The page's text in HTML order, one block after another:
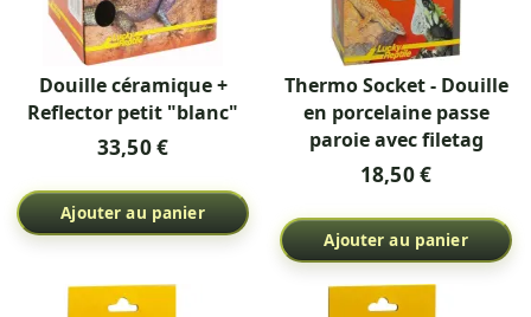
Douille céramique +
Reflector petit "blanc"
33,50 €
Ajouter au panier
Thermo Socket - Douille
en porcelaine passe
paroie avec filetag
18,50 €
Ajouter au panier